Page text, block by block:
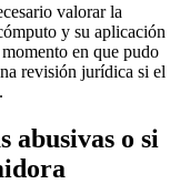
valorar la
y su aplicación
en que pudo
revisión jurídica si el
abusivas o si